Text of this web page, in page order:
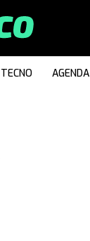
TECNO AGENDA